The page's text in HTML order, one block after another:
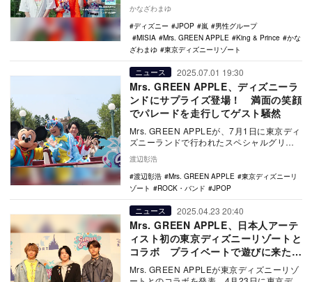
れまでに何度か誕…
かなざわまゆ
ディズニー
JPOP 嵐
男性グループ
MISIA
Mrs. GREEN APPLE King & Prince
かな
ざわまゆ
東京ディズニーリゾート
ニュース 2025.07.01 19:30
Mrs. GREEN APPLE、ディズニーラ
ンドにサプライズ登場！ 満面の笑顔
でパレードを走行してゲスト騒然
Mrs. GREEN APPLEが、7月1日に東京ディ
ズニーランドで行われたスペシャルグリー
ティングに登場した。 Mrs. …
渡辺彰浩
渡辺彰浩
Mrs. GREEN APPLE
東京ディズニーリ
ゾート
ROCK・バンド JPOP
ニュース 2025.04.23 20:40
Mrs. GREEN APPLE、日本人アーテ
ィスト初の東京ディズニーリゾートと
コラボ プライベートで遊びに来た思
い出も
Mrs. GREEN APPLEが東京ディズニーリゾ